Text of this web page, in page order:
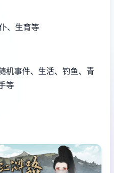
、生育等
机事件、生活、钓鱼、青
等